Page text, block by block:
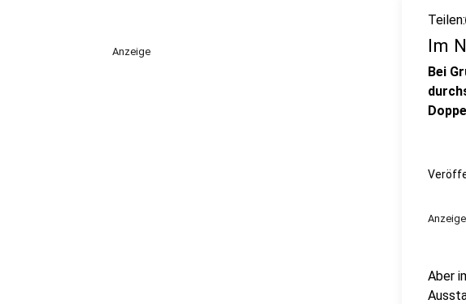
Anzeige
Teilen:
Im
Bei
Anzeige
Aber